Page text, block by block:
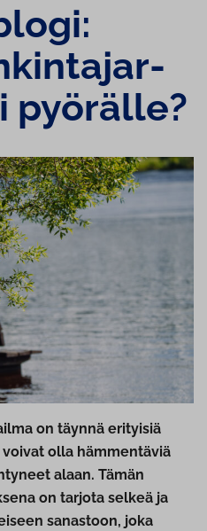
pyörälle?
on täynnä erityisiä
olla hämmentäviä
alaan. Tämän
on tarjota selkeä ja
sanastoon, joka